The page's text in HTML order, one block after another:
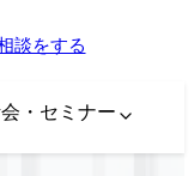
談をする
・セミナー